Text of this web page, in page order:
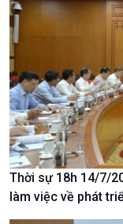
Giới thiệu
Thời sự 18h 14/7/
làm việc về phát